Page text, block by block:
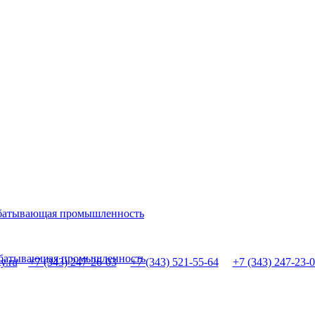
промышленность
+7 (343) 247-26-03 +7 (343) 521-55-64 +7 (343) 247-23-
промышленность